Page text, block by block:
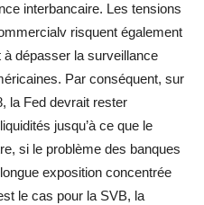
interbancaire. Les tensions
risquent également
dépasser la surveillance
Par conséquent, sur
la Fed devrait rester
jusqu’à ce que le
si le problème des banques
exposition concentrée
le cas pour la SVB, la